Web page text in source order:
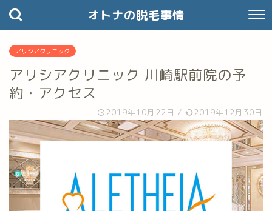
オトナの脱毛事情
アリシアクリニック
アリシアクリニック 川崎駅前院の予
約・アクセス
2019年10月22日 / 2019年12月30日